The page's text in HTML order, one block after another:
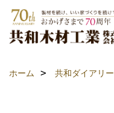
ホーム 共和ダイアリー